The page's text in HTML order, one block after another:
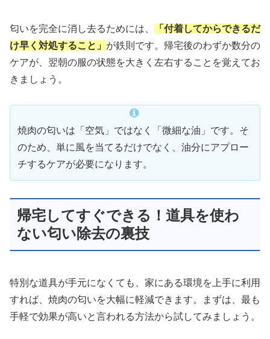
匂いを完全に消し去るためには、
「付着してからできるだ
け早く対処すること」 が鉄則です。帰宅後のわずか数分の
ケアが、翌朝の服の状態を大きく左右することを覚えてお
きましょう。
焼肉の匂いは「空気」ではなく「微細な油」です。そ
のため、単に風を当てるだけでなく、油分にアプロー
チするケアが必要になります。
帰宅してすぐできる！道具を使わ
ない匂い除去の裏技
特別な道具が手元になくても、家にある環境を上手に利用
すれば、焼肉の匂いを大幅に軽減できます。まずは、最も
手軽で効果が高いと言われる方法から試してみましょう。